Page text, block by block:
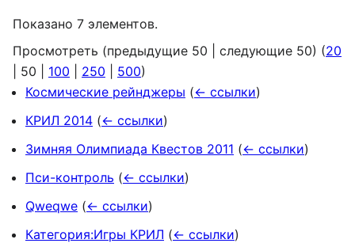
Показано 7 элементов.
Просмотреть (предыдущие 50 следующие 50) (20
50 100 250 500)
Космические рейнджеры (← ссылки)
КРИЛ 2014 (← ссылки)
Зимняя Олимпиада Квестов 2011 (← ссылки)
Пси-контроль (← ссылки)
Qweqwe (← ссылки)
Категория:Игры КРИЛ (← ссылки)